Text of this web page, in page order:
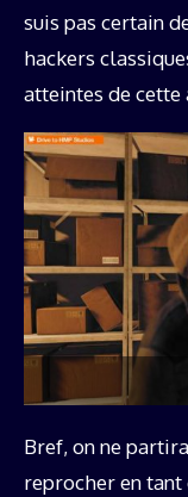
suis pas certain
hackers
atteintes de
Bref, on ne
reprocher en